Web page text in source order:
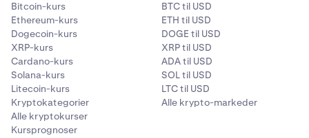
3 UnderKontodetaljer
vil du se en rad for xStocks med
enLås opp -knapp til høyre. Klikk på
knappen for å starte xStocks-
verifiseringsprosessen.
Bitcoin-kurs
Ethereum-kurs
Dogecoin-kurs
XRP-kurs
Cardano-kurs
Solana-kurs
Litecoin-kurs
Kryptokategorier
Alle kryptokurser
Kursprognoser
BTC til USD
ETH til USD
DOGE til USD
XRP til USD
ADA til USD
SOL til USD
LTC til USD
Alle krypto-markeder